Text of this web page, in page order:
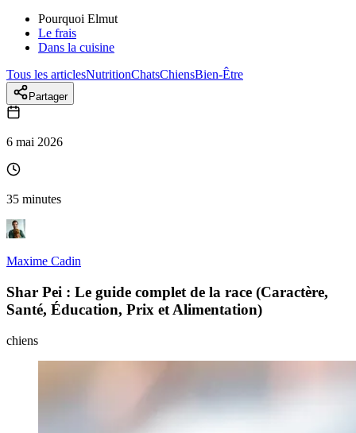
Pourquoi Elmut
Le frais
Dans la cuisine
Tous les articlesNutritionChatsChiensBien-Être
Partager
6 mai 2026
35 minutes
Maxime Cadin
Shar Pei : Le guide complet de la race (Caractère,
Santé, Éducation, Prix et Alimentation)
chiens